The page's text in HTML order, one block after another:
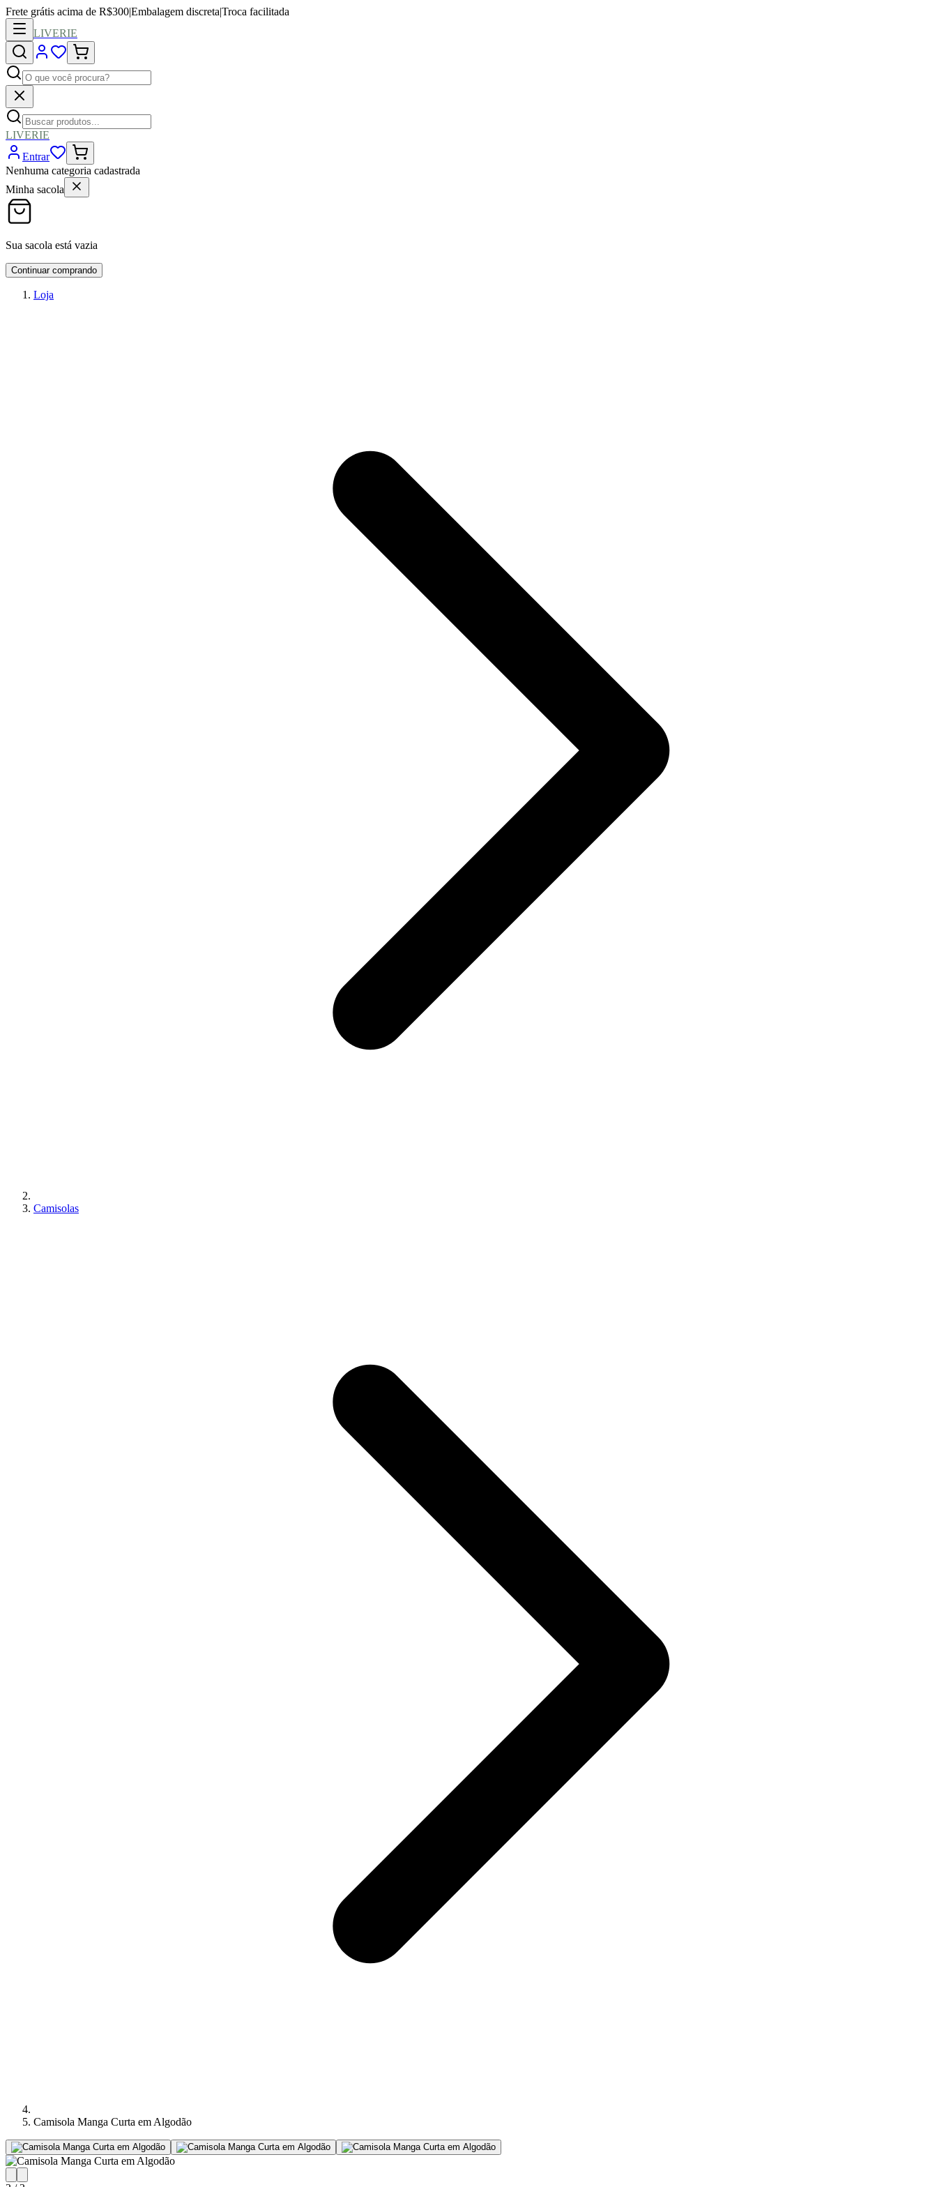
Frete grátis acima de R$300|Embalagem discreta|Troca facilitada
LIVERIE
LIVERIE
Entrar
Nenhuma categoria cadastrada
Minha sacola
Sua sacola está vazia
Continuar comprando
Loja
Camisolas
Camisola Manga Curta em Algodão